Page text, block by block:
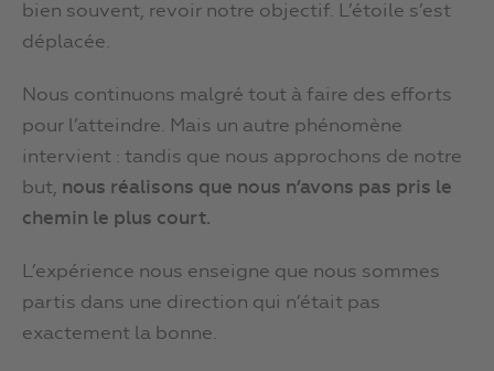
bien souvent, revoir notre objectif. L’étoile s’est
déplacée.
Nous continuons malgré tout à faire des efforts
pour l’atteindre. Mais un autre phénomène
intervient : tandis que nous approchons de notre
but, nous réalisons que nous n’avons pas pris le
chemin le plus court.
L’expérience nous enseigne que nous sommes
partis dans une direction qui n’était pas
exactement la bonne.